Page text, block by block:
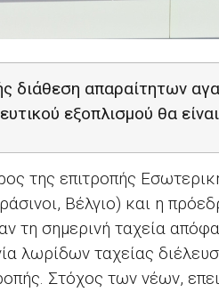
διάθεση απαραίτητων
εξοπλισμού θα
της επιτροπής
Βέλγιο) και η
τη σημερινή ταχεία
λωρίδων ταχείας
Στόχος των νέων,